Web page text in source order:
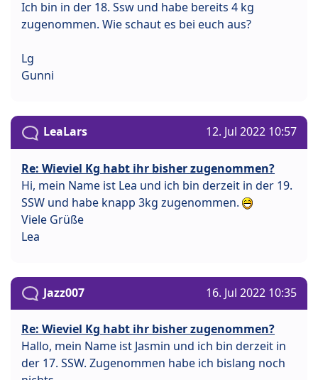
Ich bin in der 18. Ssw und habe bereits 4 kg
zugenommen. Wie schaut es bei euch aus?
Lg
Gunni
LeaLars 12. Jul 2022 10:57
Re: Wieviel Kg habt ihr bisher zugenommen?
Hi, mein Name ist Lea und ich bin derzeit in der 19.
SSW und habe knapp 3kg zugenommen.
Viele Grüße
Lea
Jazz007 16. Jul 2022 10:35
Re: Wieviel Kg habt ihr bisher zugenommen?
Hallo, mein Name ist Jasmin und ich bin derzeit in
der 17. SSW. Zugenommen habe ich bislang noch